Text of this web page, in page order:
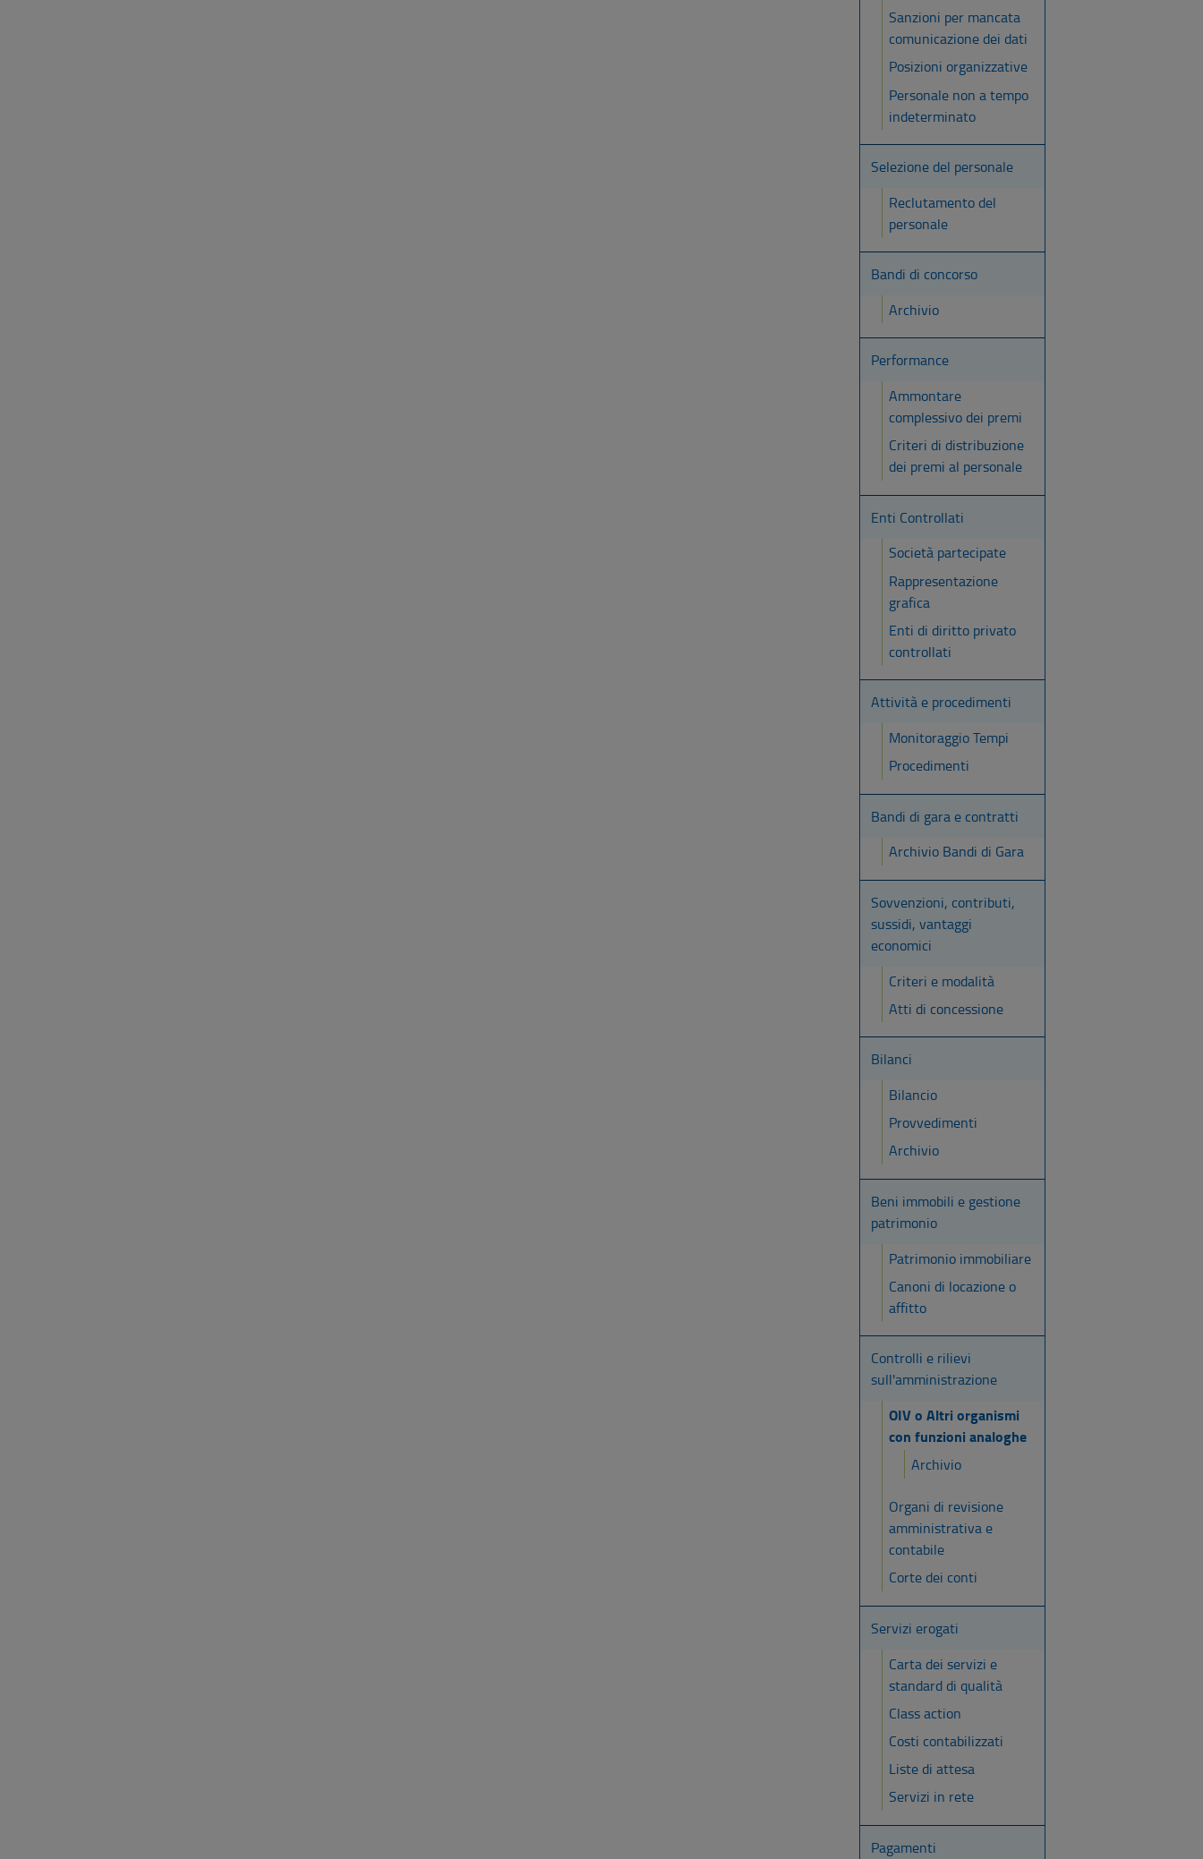
Sanzioni per mancata
comunicazione dei dati
Posizioni organizzative
Personale non a tempo
indeterminato
Selezione del personale
Reclutamento del
personale
Bandi di concorso
Archivio
Performance
Ammontare
complessivo dei premi
Criteri di distribuzione
dei premi al personale
Enti Controllati
Società partecipate
Rappresentazione
grafica
Enti di diritto privato
controllati
Attività e procedimenti
Monitoraggio Tempi
Procedimenti
Bandi di gara e contratti
Archivio Bandi di Gara
Sovvenzioni, contributi,
sussidi, vantaggi
economici
Criteri e modalità
Atti di concessione
Bilanci
Bilancio
Provvedimenti
Archivio
Beni immobili e gestione
patrimonio
Patrimonio immobiliare
Canoni di locazione o
affitto
Controlli e rilievi
sull'amministrazione
OIV o Altri organismi
con funzioni analoghe
Archivio
Organi di revisione
amministrativa e
contabile
Corte dei conti
Servizi erogati
Carta dei servizi e
standard di qualità
Class action
Costi contabilizzati
Liste di attesa
Servizi in rete
Pagamenti